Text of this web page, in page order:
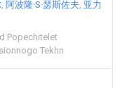
阿波隆·S·瑟斯佐夫 亚力
Popechitelet
Tekhn